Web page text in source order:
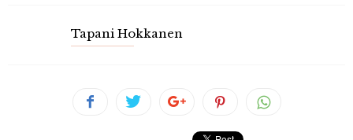
Tapani Hokkanen